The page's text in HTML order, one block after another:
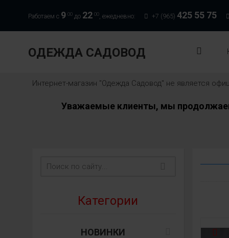
Работаем с 9 00 до 22 00, ежедневно: +7 (965) 425 55 75
ОДЕЖДА САДОВОД
Интернет-магазин "Одежда Садовод" не является
Уважаемые клиенты, мы
Категории
НОВИНКИ